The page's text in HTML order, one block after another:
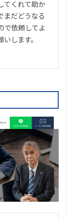
てくれて助か
まだどうなる
で依頼してよ
します。